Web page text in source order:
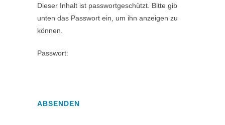
Dieser Inhalt ist passwortgeschützt. Bitte gib
unten das Passwort ein, um ihn anzeigen zu
können.
Passwort: